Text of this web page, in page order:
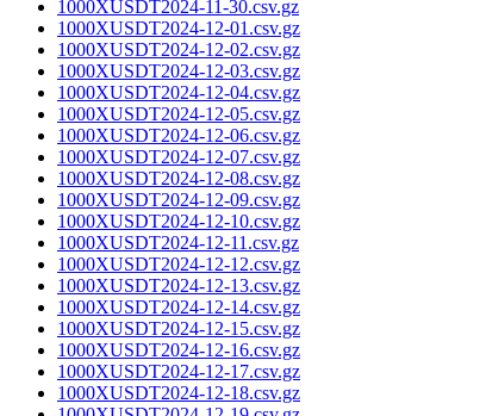
1000XUSDT2024-11-30.csv.gz
1000XUSDT2024-12-01.csv.gz
1000XUSDT2024-12-02.csv.gz
1000XUSDT2024-12-03.csv.gz
1000XUSDT2024-12-04.csv.gz
1000XUSDT2024-12-05.csv.gz
1000XUSDT2024-12-06.csv.gz
1000XUSDT2024-12-07.csv.gz
1000XUSDT2024-12-08.csv.gz
1000XUSDT2024-12-09.csv.gz
1000XUSDT2024-12-10.csv.gz
1000XUSDT2024-12-11.csv.gz
1000XUSDT2024-12-12.csv.gz
1000XUSDT2024-12-13.csv.gz
1000XUSDT2024-12-14.csv.gz
1000XUSDT2024-12-15.csv.gz
1000XUSDT2024-12-16.csv.gz
1000XUSDT2024-12-17.csv.gz
1000XUSDT2024-12-18.csv.gz